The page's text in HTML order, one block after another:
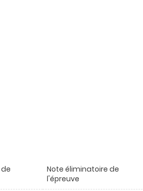
Note éliminatoire de
l'épreuve